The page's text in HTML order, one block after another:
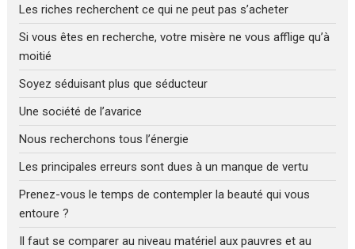
Les riches recherchent ce qui ne peut pas s’acheter
Si vous êtes en recherche, votre misère ne vous afflige qu’à
moitié
Soyez séduisant plus que séducteur
Une société de l’avarice
Nous recherchons tous l’énergie
Les principales erreurs sont dues à un manque de vertu
Prenez-vous le temps de contempler la beauté qui vous
entoure ?
Il faut se comparer au niveau matériel aux pauvres et au